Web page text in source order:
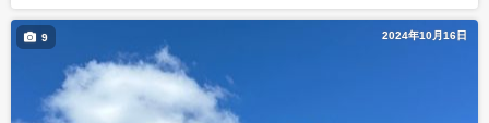
2024年10月16日
9